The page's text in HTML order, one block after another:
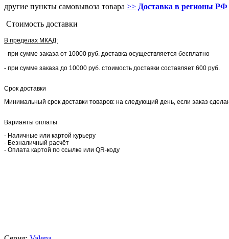
другие пункты самовывоза товара >> Доставка в регионы РФ
Стоимость доставки
В пределах МКАД:
- при сумме заказа от 10000 руб. доставка осуществляется бесплатно
- при сумме заказа до 10000 руб. стоимость доставки составляет 600 руб.
Срок доставки
Минимальный срок доставки товаров: на следующий день, если заказ
Варианты оплаты
- Наличные или картой курьеру
- Безналичный расчёт
- Оплата картой по ссылке или QR-коду